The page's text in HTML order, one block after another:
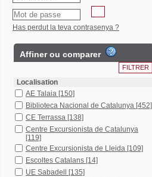
Has perdut la teva contrasenya ?
Affiner ou comparer
Localisation
AE Talaia [150]
Biblioteca Nacional de Catalunya [452]
CE Terrassa [138]
Centre Excursionista de Catalunya
[119]
Centre Excursionista de Lleida [109]
Escoltes Catalans [14]
UE Sabadell
[135]